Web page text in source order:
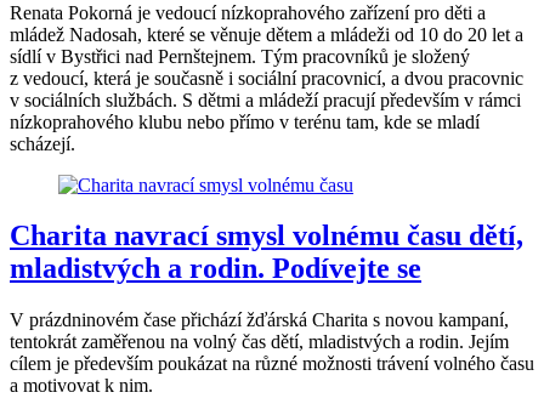
Renata Pokorná je vedoucí nízkoprahového zařízení pro děti a
mládež Nadosah, které se věnuje dětem a mládeži od 10 do 20 let a
sídlí v Bystřici nad Pernštejnem. Tým pracovníků je složený
z vedoucí, která je současně i sociální pracovnicí, a dvou pracovnic
v sociálních službách. S dětmi a mládeží pracují především v rámci
nízkoprahového klubu nebo přímo v terénu tam, kde se mladí
scházejí.
Charita navrací smysl volnému času dětí,
mladistvých a rodin. Podívejte se
V prázdninovém čase přichází žďárská Charita s novou kampaní,
tentokrát zaměřenou na volný čas dětí, mladistvých a rodin. Jejím
cílem je především poukázat na různé možnosti trávení volného času
a motivovat k nim.